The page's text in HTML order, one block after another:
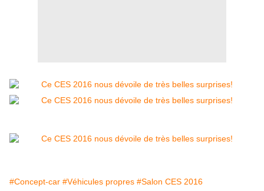
#Concept-car #Véhicules propres #Salon CES 2016